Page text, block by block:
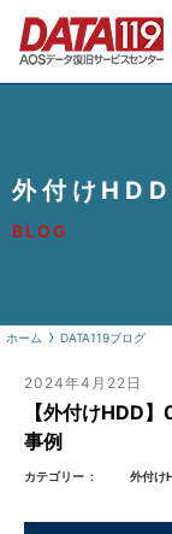
外付けHDD
BLOG
ホーム DATA119ブログ
2024年4月22日
【外付けHDD
事例
カテゴリー 外付け